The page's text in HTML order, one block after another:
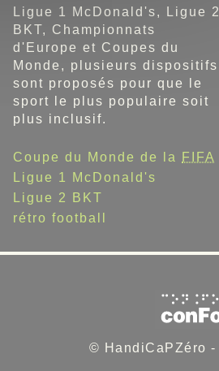
Ligue 1 McDonald's, Ligue 2
BKT, Championnats
d'Europe et Coupes du
Monde, plusieurs dispositifs
sont proposés pour que le
sport le plus populaire soit
plus inclusif.
Coupe du Monde de la FIFA
Ligue 1 McDonald's
Ligue 2 BKT
rétro football
© HandiCaPZéro -